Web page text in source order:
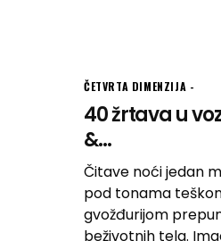
ČETVRTA DIMENZIJA
40 žrtava u
&...
Čitave noći jedan
pod tonama
gvožđurijom
beživotnih tela.